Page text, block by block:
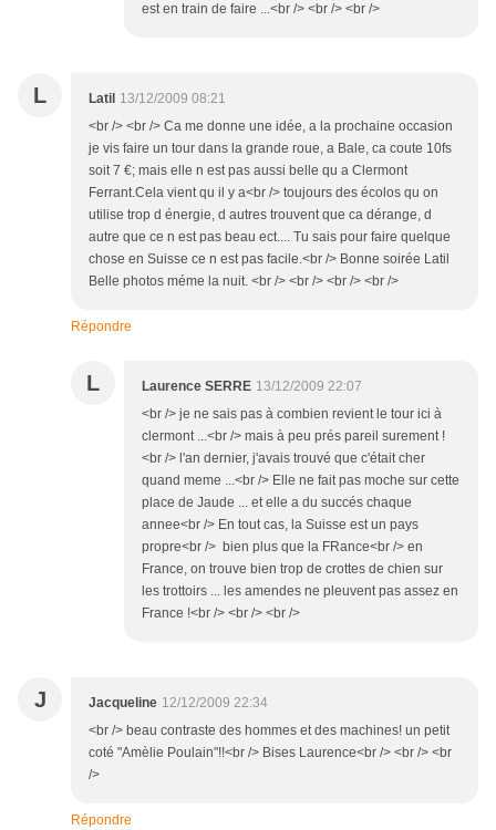
est en train de faire ...<br /> <br /> <br />
L Latil 13/12/2009 08:21
<br /> <br /> Ca me donne une idée, a la prochaine occasion
je vis faire un tour dans la grande roue, a Bale, ca coute 10fs
soit 7 €; mais elle n est pas aussi belle qu a Clermont
Ferrant.Cela vient qu il y a<br /> toujours des écolos qu on
utilise trop d énergie, d autres trouvent que ca dérange, d
autre que ce n est pas beau ect.... Tu sais pour faire quelque
chose en Suisse ce n est pas facile.<br /> Bonne soirée Latil
Belle photos méme la nuit. <br /> <br /> <br /> <br />
Répondre
L Laurence SERRE 13/12/2009 22:07
<br /> je ne sais pas à combien revient le tour ici à
clermont ...<br /> mais à peu prés pareil surement !
<br /> l'an dernier, j'avais trouvé que c'était cher
quand meme ...<br /> Elle ne fait pas moche sur cette
place de Jaude ... et elle a du succés chaque
annee<br /> En tout cas, la Suisse est un pays
propre<br /> bien plus que la FRance<br /> en
France, on trouve bien trop de crottes de chien sur
les trottoirs ... les amendes ne pleuvent pas assez en
France !<br /> <br /> <br />
J Jacqueline 12/12/2009 22:34
<br /> beau contraste des hommes et des machines! un petit
coté "Amèlie Poulain"!!<br /> Bises Laurence<br /> <br /> <br
/>
Répondre